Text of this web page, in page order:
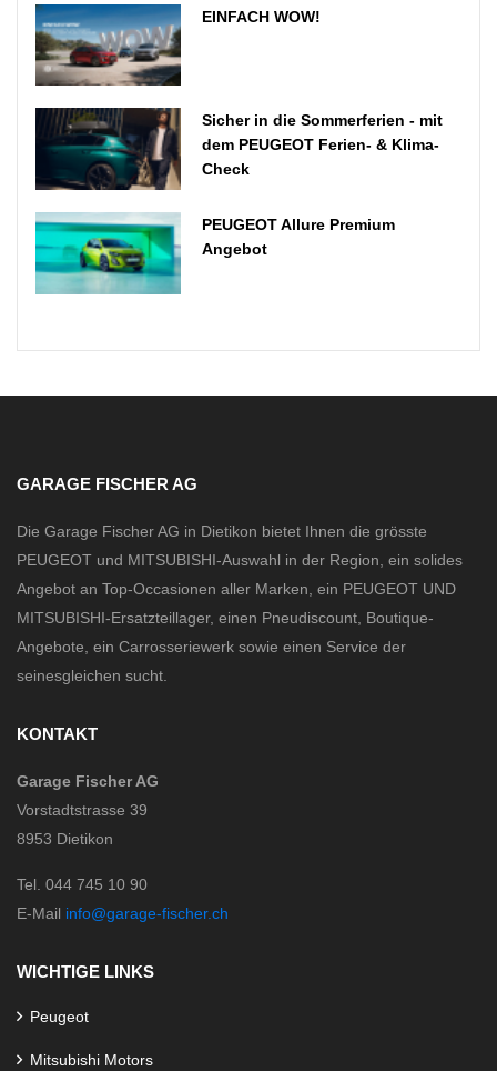
EINFACH WOW!
Sicher in die Sommerferien - mit
dem PEUGEOT Ferien- & Klima-
Check
PEUGEOT Allure Premium
Angebot
GARAGE FISCHER AG
Die Garage Fischer AG in Dietikon bietet Ihnen die grösste
PEUGEOT und MITSUBISHI-Auswahl in der Region, ein solides
Angebot an Top-Occasionen aller Marken, ein PEUGEOT UND
MITSUBISHI-Ersatzteillager, einen Pneudiscount, Boutique-
Angebote, ein Carrosseriewerk sowie einen Service der
seinesgleichen sucht.
KONTAKT
Garage Fischer AG
Vorstadtstrasse 39
8953 Dietikon
Tel. 044 745 10 90
E-Mail info@garage-fischer.ch
WICHTIGE LINKS
Peugeot
Mitsubishi Motors